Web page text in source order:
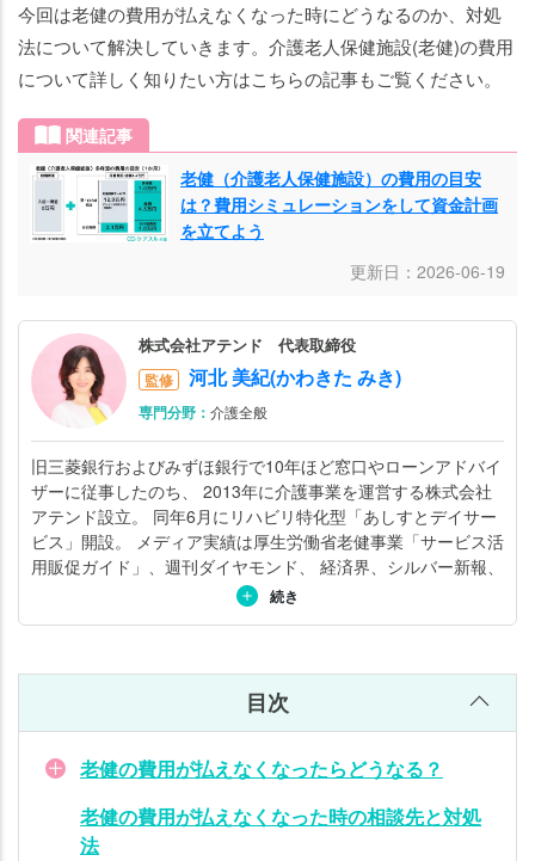
今回は老健の費用が払えなくなった時にどうなるのか、対処
法について解決していきます。介護老人保健施設(老健)の費用
について詳しく知りたい方はこちらの記事もご覧ください。
関連記事
老健（介護老人保健施設）の費用の目安
は？費用シミュレーションをして資金計画
を立てよう
更新日：2026-06-19
株式会社アテンド 代表取締役
監修 河北 美紀(かわきた みき)
専門分野： 介護全般
旧三菱銀行およびみずほ銀行で10年ほど窓口やローンアドバイ
ザーに従事したのち、 2013年に介護事業を運営する株式会社
アテンド設立。 同年6月にリハビリ特化型「あしすとデイサー
ビス」開設。 メディア実績は厚生労働省老健事業「サービス活
用販促ガイド」、週刊ダイヤモンド、 経済界、シルバー新報、
聖教新聞、ABEMA Rrime など 介護事業経営と父の介護を8年
続き
目次
老健の費用が払えなくなったらどうなる？
老健の費用が払えなくなった時の相談先と対処
法
処法
①：
減免
制度
を利
用す
る
老健
払え
なく
なっ
た時
の対
処法
②：
世帯
分離
る
なく
なっ
た時